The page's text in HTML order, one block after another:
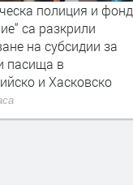
полиция и фонд
са разкрили
на субсидии за
пасища в
и Хасковско